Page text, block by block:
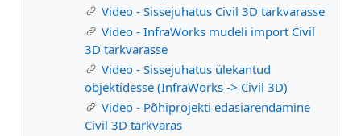
Video - Sissejuhatus Civil 3D tarkvarasse
Video - InfraWorks mudeli import Civil
3D tarkvarasse
Video - Sissejuhatus ülekantud
objektidesse (InfraWorks -> Civil 3D)
Video - Põhiprojekti edasiarendamine
Civil 3D tarkvaras